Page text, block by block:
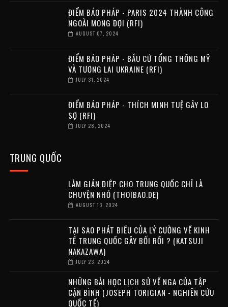
ĐIỂM BÁO PHÁP - PARIS 2024 THÀNH CÔNG
NGOÀI MONG ĐỢI (RFI)
AUGUST 07, 2024
ĐIỂM BÁO PHÁP - BẦU CỬ TỔNG THỐNG MỸ
VÀ TƯƠNG LAI UKRAINE (RFI)
JULY 31, 2024
ĐIỂM BÁO PHÁP - THÍCH MINH TUỆ GÂY LO
SỢ (RFI)
JULY 28, 2024
TRUNG QUỐC
LÀM GIÁN ĐIỆP CHO TRUNG QUỐC CHỈ LÀ
CHUYỆN NHỎ (THOIBAO.DE)
AUGUST 13, 2024
TẠI SAO PHÁT BIỂU CỦA LÝ CƯỜNG VỀ KINH
TẾ TRUNG QUỐC GÂY BỐI RỐI ? (KATSUJI
NAKAZAWA)
JULY 23, 2024
NHỮNG BÀI HỌC LỊCH SỬ VỀ NGA CỦA TẬP
CẬN BÌNH (JOSEPH TORIGIAN - NGHIÊN CỨU
QUỐC TẾ)